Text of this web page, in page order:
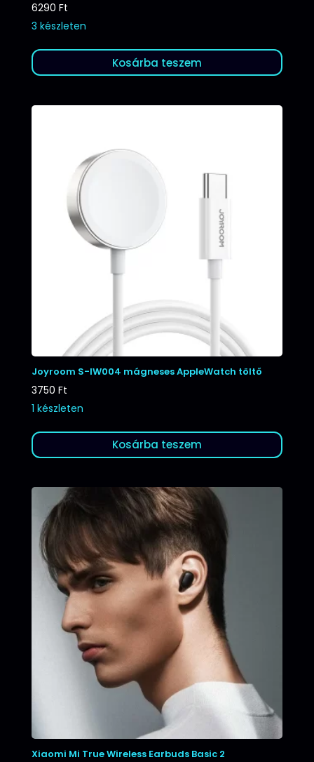
6290 Ft
3 készleten
Kosárba teszem
Joyroom S-IW004 mágneses AppleWatch töltő
3750 Ft
1 készleten
Kosárba teszem
Xiaomi Mi True Wireless Earbuds Basic 2